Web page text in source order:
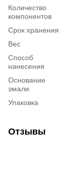
Количество
компонентов
Срок хранения
Вес
Способ
нанесения
Основание
эмали
Упаковка
Отзывы